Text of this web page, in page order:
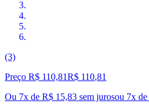
(3)
Preço R$ 110,81R$ 110,81
Ou 7x de R$ 15,83 sem jurosou 7x de